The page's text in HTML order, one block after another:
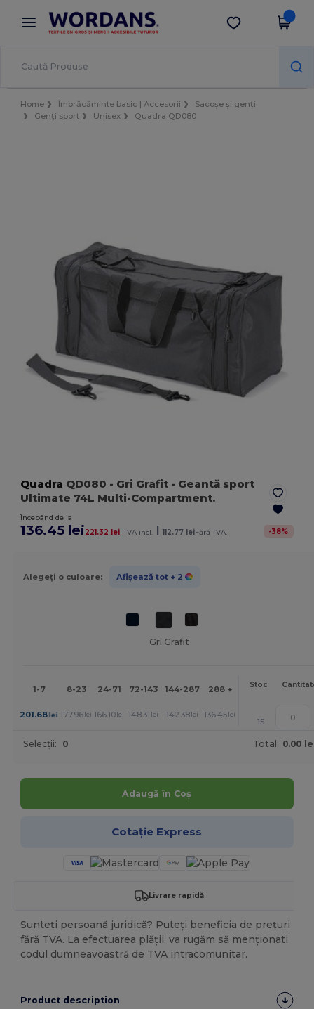
× Aplicația Wordans
Prețuri mai bune în aplicație!
Descarcă app
Home Îmbrăcăminte basic | Accesorii
Sacoșe și genți
Genți sport
Unisex Quadra QD080
Quadra QD080 - Gri Grafit - Geantă sport
Ultimate 74L Multi-Compartment.
Începând de la
136.45 lei221.32 lei TVA incl. | 112.77 leiFără TVA. -38%
Alegeți o culoare: Afișează tot + 2
Gri Grafit
1-7 8-23 24-71 72-143 144-287 288 +
Mai
Stoc
201.68lei 177.96 lei 166.10 lei 148.31 lei 142.38 lei 136.45 lei
15
Selecții: 0 Total: 0.00
Adaugă în Coș
Cotație Express
Livrare rapidă
Sunteți persoană juridică? Puteți beneficia de prețuri
fără TVA. La efectuarea plății, va rugăm să menționati
codul dumneavoastră de TVA intracomunitar.
Product description